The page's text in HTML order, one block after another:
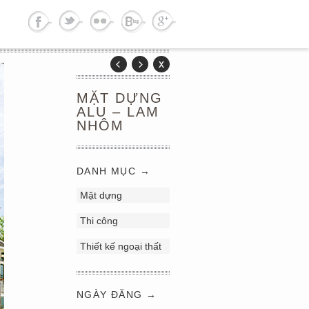
MẶT DỰNG
ALU – LAM
NHÔM
DANH MỤC →
Mặt dựng
Thi công
Thiết kế ngoại thất
NGÀY ĐĂNG →